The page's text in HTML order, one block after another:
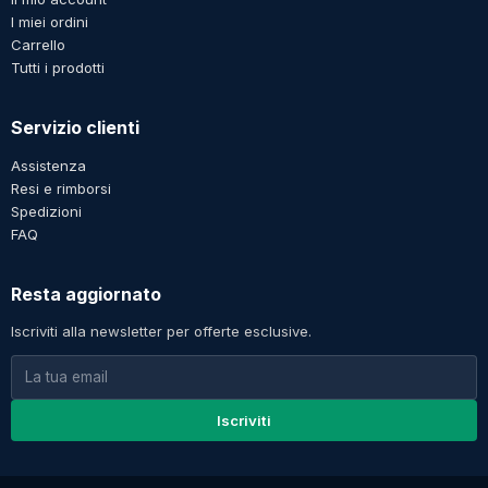
I miei ordini
Carrello
Tutti i prodotti
Servizio clienti
Assistenza
Resi e rimborsi
Spedizioni
FAQ
Resta aggiornato
Iscriviti alla newsletter per offerte esclusive.
Iscriviti